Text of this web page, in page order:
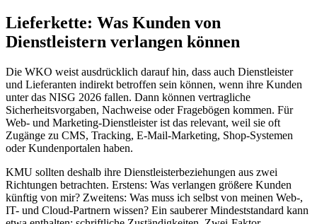
Lieferkette: Was Kunden von
Dienstleistern verlangen können
Die WKO weist ausdrücklich darauf hin, dass auch Dienstleister
und Lieferanten indirekt betroffen sein können, wenn ihre Kunden
unter das NISG 2026 fallen. Dann können vertragliche
Sicherheitsvorgaben, Nachweise oder Fragebögen kommen. Für
Web- und Marketing-Dienstleister ist das relevant, weil sie oft
Zugänge zu CMS, Tracking, E-Mail-Marketing, Shop-Systemen
oder Kundenportalen haben.
KMU sollten deshalb ihre Dienstleisterbeziehungen aus zwei
Richtungen betrachten. Erstens: Was verlangen größere Kunden
künftig von mir? Zweitens: Was muss ich selbst von meinen Web-,
IT- und Cloud-Partnern wissen? Ein sauberer Mindeststandard kann